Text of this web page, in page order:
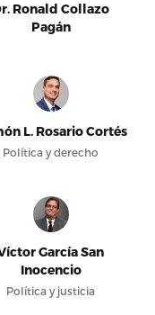
Ronald Collazo
Pagán
L. Rosario Cortés
Política y derecho
García San
Inocencio
Política y justicia